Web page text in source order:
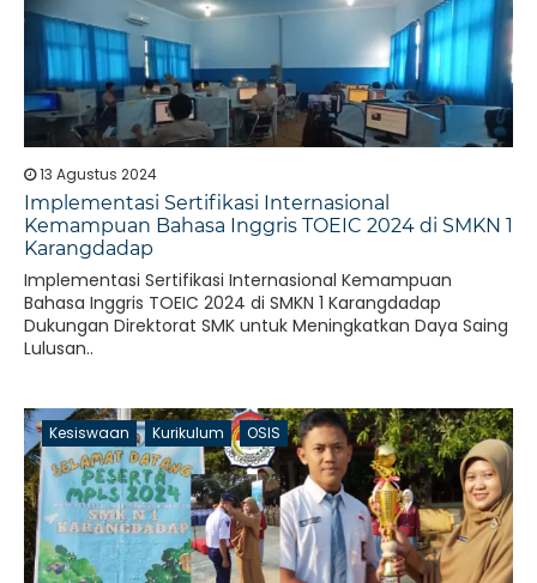
13 Agustus 2024
Implementasi Sertifikasi Internasional
Kemampuan Bahasa Inggris TOEIC 2024 di SMKN 1
Karangdadap
Implementasi Sertifikasi Internasional Kemampuan
Bahasa Inggris TOEIC 2024 di SMKN 1 Karangdadap
Dukungan Direktorat SMK untuk Meningkatkan Daya Saing
Lulusan..
Kesiswaan Kurikulum OSIS